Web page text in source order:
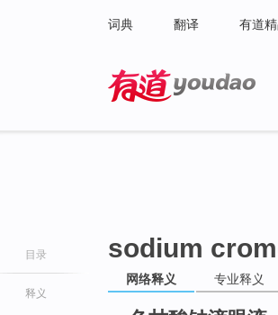
词典 翻译 有道
目录
释义
sodium
网络释义 专业释义